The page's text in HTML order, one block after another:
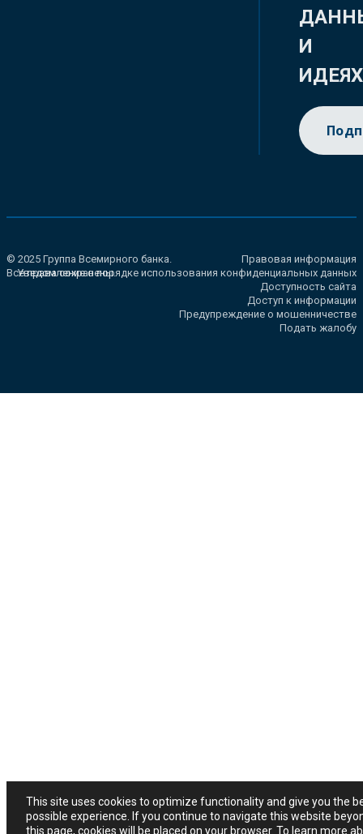
И
ИДЕЯХ
© 2025 Группа Всемирного банка.
Все права сохранены.
Правовая информация
Уведомление о порядке использования конфиденциальных данных
Доступность сайта
Доступ к информации
Предупреждение о мошенничестве
Подать жалобу
This site uses cookies to optimize functionality and give you the
possible experience. If you continue to navigate this website
this page, cookies will be placed on your browser. To learn more